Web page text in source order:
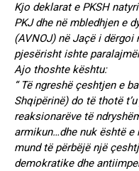
Kjo deklarat e PKSH
PKJ dhe në mbledhjen e
(AVNOJ) në Jaçë i dërgoi
pjesërisht ishte
Ajo thoshte kështu:
“ Të ngreshë çeshtjen e
Shqipërinë) do të thotë
reaksionarëve të
armikun…dhe nuk është
mund të përbëjë një
demokratike dhe